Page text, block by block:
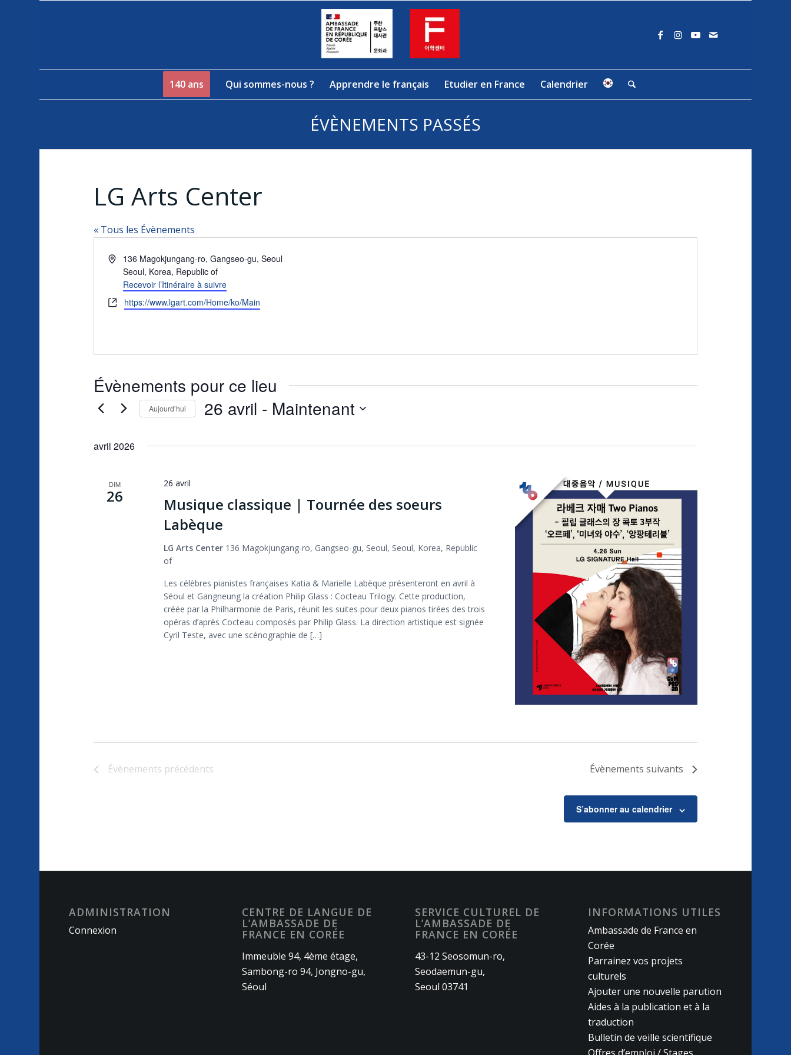
140 ans Qui sommes-nous ? Apprendre le français Etudier en France Calendrier
ÉVÈNEMENTS PASSÉS
LG Arts Center
« Tous les Évènements
Adresse136 Magokjungang-ro, Gangseo-gu, Seoul
Seoul, Korea, Republic of
Recevoir l’Itinéraire à suivre
Site
https://www.lgart.com/Home/ko/Main
Évènements pour ce lieu
Aujourd’hui 26 avril - Maintenant
avril 2026
DIM
26
Musique classique | Tournée des soeurs
Labèque
26 avril
LG Arts Center 136 Magokjungang-ro, Gangseo-gu, Seoul, Seoul, Korea, Republic
of
Les célèbres pianistes françaises Katia & Marielle Labèque présenteront en avril à
Séoul et Gangneung la création Philip Glass : Cocteau Trilogy. Cette production,
créée par la Philharmonie de Paris, réunit les suites pour deux pianos tirées des trois
opéras d’après Cocteau composés par Philip Glass. La direction artistique est signée
Cyril Teste, avec une scénographie de […]
Évènements précédents Évènements suivants
S’abonner au calendrier
ADMINISTRATION
Connexion
CENTRE DE LANGUE DE
L’AMBASSADE DE
FRANCE EN CORÉE
Immeuble 94, 4ème étage,
Sambong-ro 94, Jongno-gu,
Séoul
SERVICE CULTUREL DE
L’AMBASSADE DE
FRANCE EN CORÉE
43-12 Seosomun-ro,
Seodaemun-gu,
Seoul 03741
INFORMATIONS UTILES
Ambassade de France en
Corée
Parrainez vos projets
culturels
Ajouter une nouvelle parution
Aides à la publication et à la
traduction
Bulletin de veille scientifique